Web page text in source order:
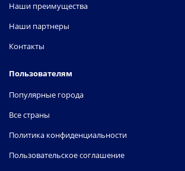
Наши преимущества
Наши партнеры
Контакты
Пользователям
Популярные города
Все страны
Политика конфиденциальности
Пользовательское соглашение